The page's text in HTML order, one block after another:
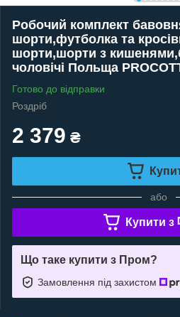
Робочий комплект
шорти,футболка та
шорти,шорти з
чоловічі Польща
Готово до відправки
Роздріб
2 379 ₴
або
Купити з
Що таке купити з Пром?
Замовлення під захистом